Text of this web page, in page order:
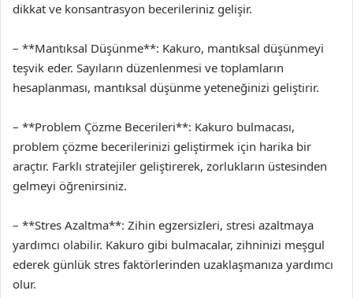
dikkat ve konsantrasyon becerileriniz gelişir.
– **Mantıksal Düşünme**: Kakuro, mantıksal düşünmeyi
teşvik eder. Sayıların düzenlenmesi ve toplamların
hesaplanması, mantıksal düşünme yeteneğinizi geliştirir.
– **Problem Çözme Becerileri**: Kakuro bulmacası,
problem çözme becerilerinizi geliştirmek için harika bir
araçtır. Farklı stratejiler geliştirerek, zorlukların üstesinden
gelmeyi öğrenirsiniz.
– **Stres Azaltma**: Zihin egzersizleri, stresi azaltmaya
yardımcı olabilir. Kakuro gibi bulmacalar, zihninizi meşgul
ederek günlük stres faktörlerinden uzaklaşmanıza yardımcı
olur.